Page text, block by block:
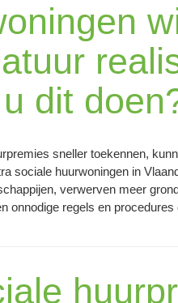
dit
sneller toekennen,
sociale huurwoningen in
verwerven meer
regels en